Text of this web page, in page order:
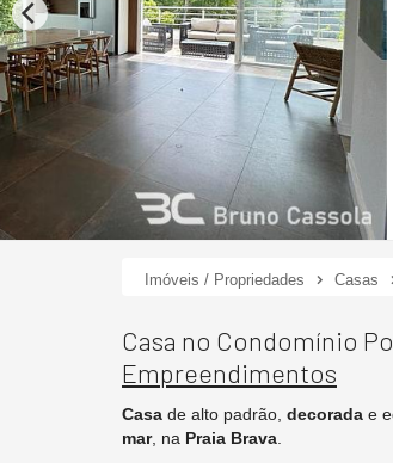
Imóveis / Propriedades Casas
Casa no Condomínio
Empreendimentos
Casa de alto padrão, decorada e
mar, na Praia Brava.